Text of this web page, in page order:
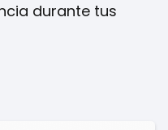
durante tus